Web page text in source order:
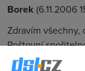
Borek (6.11.2006
Zdravím
Poštovní
dobu byl jen